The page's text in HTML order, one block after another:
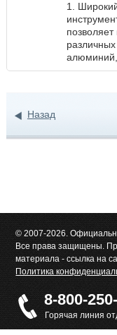
1.
позволяет
алюминий,
Назад
© 2007-2026.
Все права защищены.
материала - ссылка на
Политика
8-800-
Горячая линия